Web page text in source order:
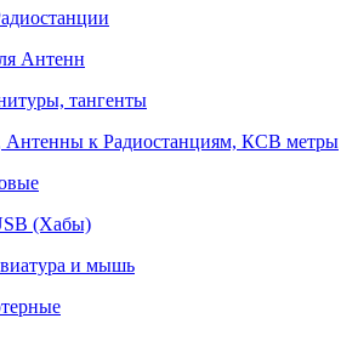
Антенн
тангенты
Антенны к Радиостанциям, КСВ метры
(Хабы)
и мышь